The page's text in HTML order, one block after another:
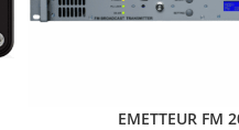
EMETTEUR FM